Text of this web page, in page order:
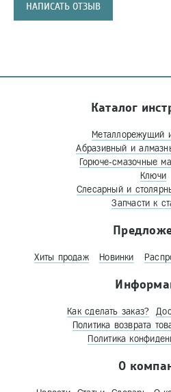
НАПИСАТЬ ОТЗЫВ
Каталог
Металлорежущий
Абразивный и
Горюче-смазочные
Ключи
Слесарный и
Запчасти к
Хиты продаж Новинки
Как сделать заказ?
Политика возврата
Политика
О